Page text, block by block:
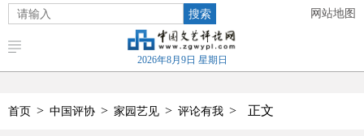
搜索 网站地图
2026年8月9日 星期日
首页 > 中国评协 > 家园艺见 > 评论有我 > 正文